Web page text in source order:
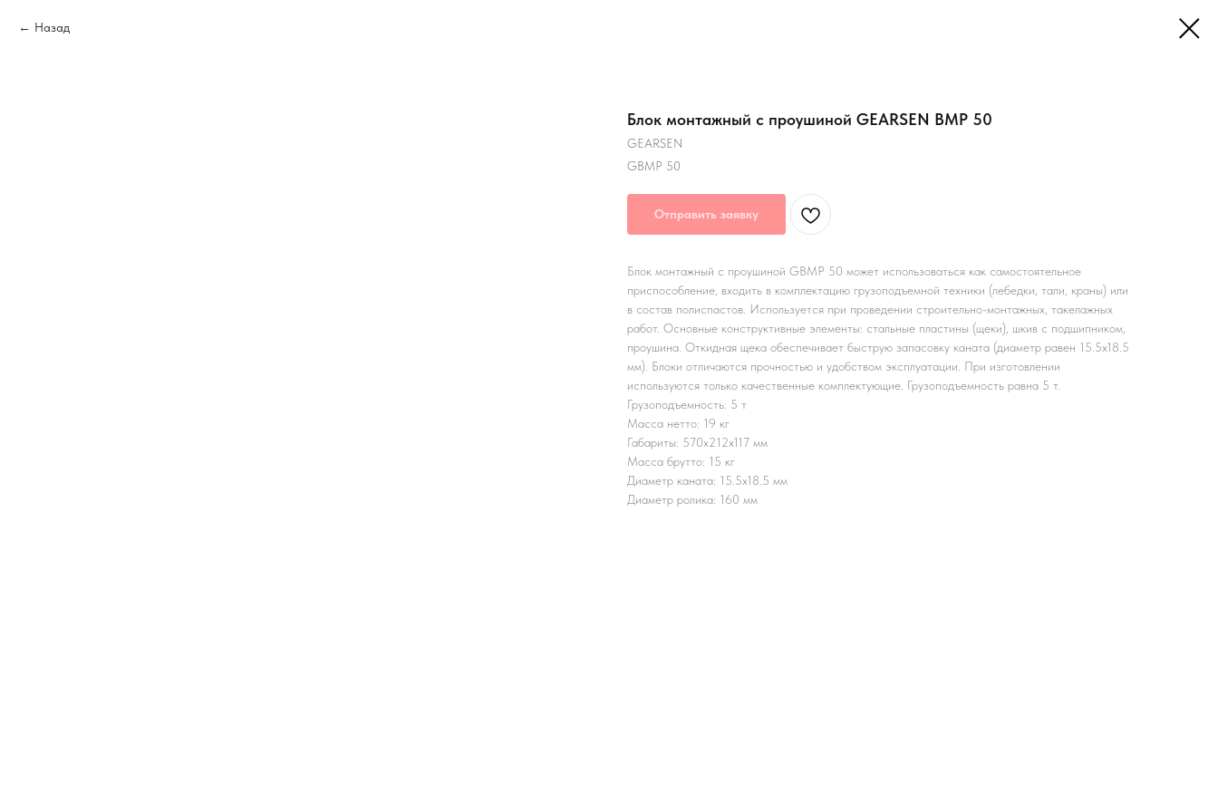
Назад
Блок монтажный с проушиной GEARSEN BMP 50
GEARSEN
GBMP 50
Отправить заявку
Блок монтажный с проушиной GBMP 50 может использоваться как самостоятельное
приспособление, входить в комплектацию грузоподъемной техники (лебедки, тали, краны) или
в состав полиспастов. Используется при проведении строительно-монтажных, такелажных
работ. Основные конструктивные элементы: стальные пластины (щеки), шкив с подшипником,
проушина. Откидная щека обеспечивает быструю запасовку каната (диаметр равен 15.5x18.5
мм). Блоки отличаются прочностью и удобством эксплуатации. При изготовлении
используются только качественные комплектующие. Грузоподъемность равна 5 т.
Грузоподъемность: 5 т
Масса нетто: 19 кг
Габариты: 570x212x117 мм
Масса брутто: 15 кг
Диаметр каната: 15.5x18.5 мм
Диаметр ролика: 160 мм